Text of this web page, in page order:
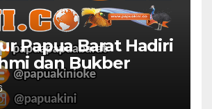
Papua Barat Hadiri
dan Bukber
DPR RI dan
di IPDN